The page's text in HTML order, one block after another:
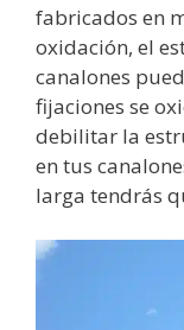
fabricados en
oxidación, el
canalones
fijaciones se
debilitar la
en tus
larga tendrás